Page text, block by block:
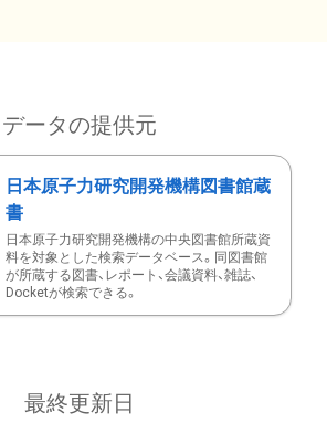
データの提供元
日本原子力研究開発機構図書館蔵
書
日本原子力研究開発機構の中央図書館所蔵資
料を対象とした検索データベース。同図書館
が所蔵する図書、レポート、会議資料、雑誌、
Docketが検索できる。
最終更新日